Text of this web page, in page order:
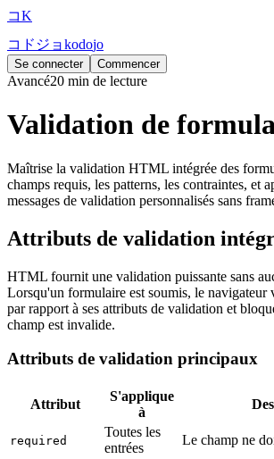
コK
コ ド ジ ョkodojo
Se connecter Commencer
Avancé20 min de lecture
Validation de
Maîtrise la validation HTML intégrée des
champs requis, les patterns, les contraintes, et
messages de validation personnalisés sans
Attributs de validation
HTML fournit une validation puissante sans
Lorsqu'un formulaire est soumis, le navigateur
par rapport à ses attributs de validation et
champ est invalide.
Attributs de validation principaux
Attribut
S'applique
à
required
Toutes les
entrées
Le champ ne